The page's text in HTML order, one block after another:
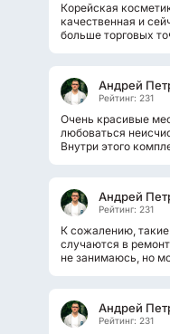
Корейская
качественная и
больше торговых
Андрей
Рейтинг: 231
Очень красивые
любоваться
Внутри этого
Андрей
Рейтинг: 231
К сожалению,
случаются в
не занимаюсь, но
Андрей
Рейтинг: 231